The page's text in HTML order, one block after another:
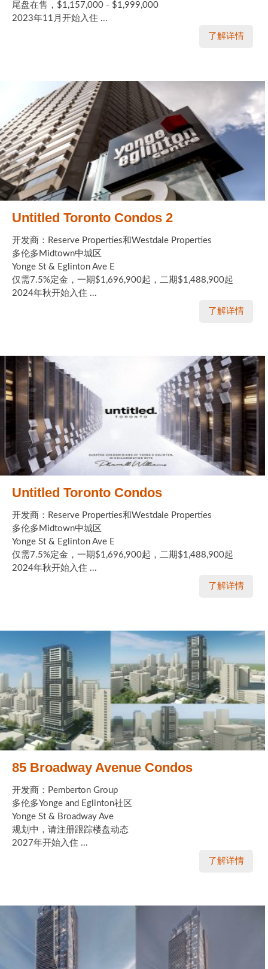
尾盘在售，$1,157,000 - $1,999,000
2023年11月开始入住 ...
了解详情
Untitled Toronto Condos 2
开发商：Reserve Properties和Westdale Properties
多伦多Midtown中城区
Yonge St & Eglinton Ave E
仅需7.5%定金，一期$1,696,900起，二期$1,488,900起
2024年秋开始入住 ...
了解详情
Untitled Toronto Condos
开发商：Reserve Properties和Westdale Properties
多伦多Midtown中城区
Yonge St & Eglinton Ave E
仅需7.5%定金，一期$1,696,900起，二期$1,488,900起
2024年秋开始入住 ...
了解详情
85 Broadway Avenue Condos
开发商：Pemberton Group
多伦多Yonge and Eglinton社区
Yonge St & Broadway Ave
规划中，请注册跟踪楼盘动态
2027年开始入住 ...
了解详情